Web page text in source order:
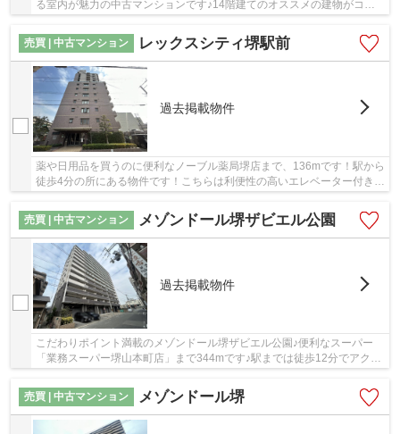
る室内が魅力の中古マンションです♪14階建てのオススメの建物がコチ
売買 | 中古マンション
レックスシティ堺駅前
過去掲載物件
薬や日用品を買うのに便利なノーブル薬局堺店まで、136mです！駅から
徒歩4分の所にある物件です！こちらは利便性の高いエレベーター付きの
売買 | 中古マンション
メゾンドール堺ザビエル公園
過去掲載物件
こだわりポイント満載のメゾンドール堺ザビエル公園♪便利なスーパー
「業務スーパー堺山本町店」まで344mです♪駅までは徒歩12分でアクセ
ス可能です♪エレベーター付き物件です♪堺市堺区...
売買 | 中古マンション
メゾンドール堺